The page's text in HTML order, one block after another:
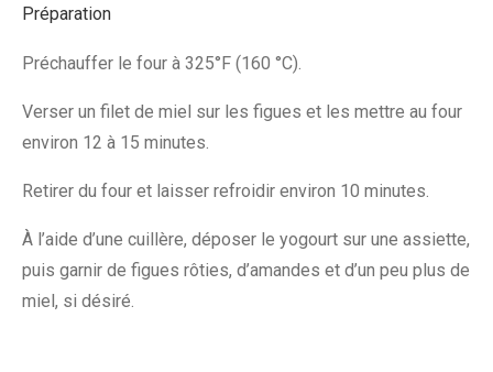
Préparation
Préchauffer le four à 325°F (160 °C).
Verser un filet de miel sur les figues et les mettre au four
environ 12 à 15 minutes.
Retirer du four et laisser refroidir environ 10 minutes.
À l’aide d’une cuillère, déposer le yogourt sur une assiette,
puis garnir de figues rôties, d’amandes et d’un peu plus de
miel, si désiré.